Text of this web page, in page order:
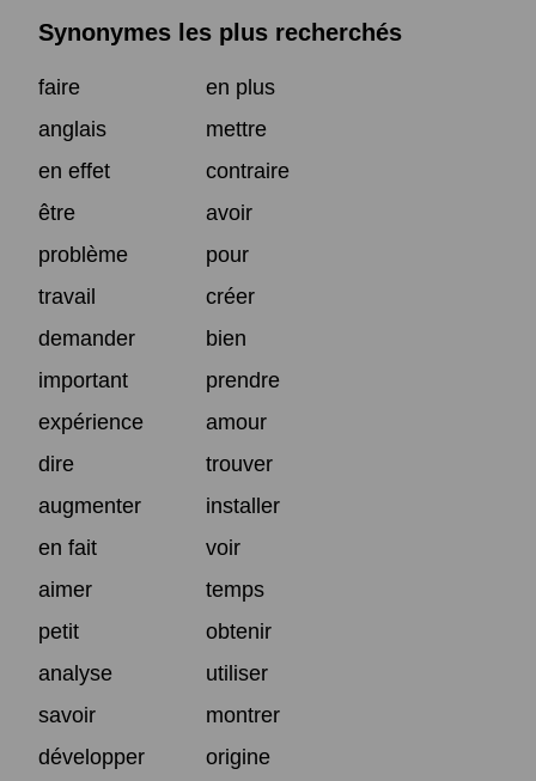
Synonymes les plus recherchés
faire
en plus
anglais
mettre
en effet
contraire
être
avoir
problème
pour
travail
créer
demander
bien
important
prendre
expérience
amour
dire
trouver
augmenter
installer
en fait
voir
aimer
temps
petit
obtenir
analyse
utiliser
savoir
montrer
développer
origine